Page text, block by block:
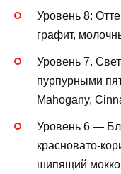
Уровень 8:
графит,
Уровень 7.
пурпурными
Mahogany,
Уровень 6 —
красновато-
шипящий